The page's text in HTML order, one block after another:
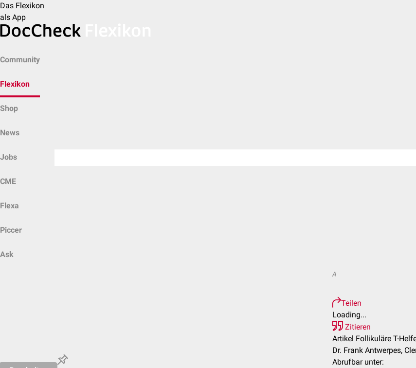
Das Flexikon
als App
Community
Flexikon
Shop
News
Jobs
CME
Flexa
Piccer
Ask
A
Teilen
Loading...
Zitieren
Artikel Follikuläre T-
Dr. Frank Antwerpes,
Abrufbar unter: